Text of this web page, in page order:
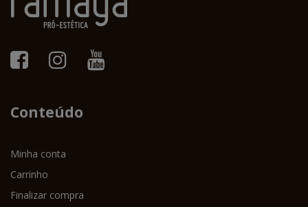
Conteúdo
Minha conta
Carrinho
Finalizar compra